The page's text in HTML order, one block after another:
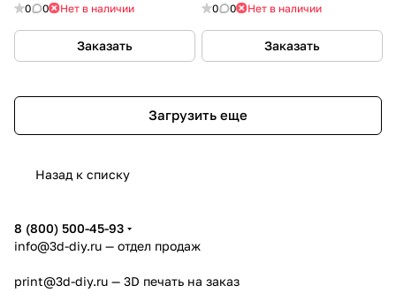
0 0 Нет в наличии
Заказать
0 0 Нет в наличии
Заказать
Загрузить еще
Назад к списку
8 (800) 500-45-93
info@3d-diy.ru — отдел продаж
print@3d-diy.ru — 3D печать на заказ